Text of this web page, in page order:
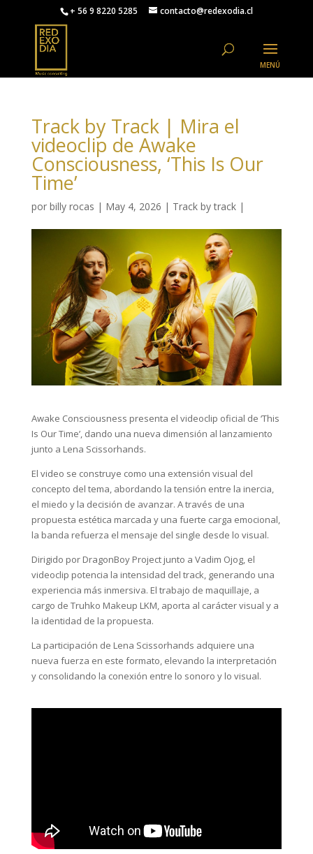
+ 56 9 8220 5285 contacto@redexodia.cl
Track by Track | Mira el
videoclip de Awake
Consciousness, ‘This Is Our
Time’
por billy rocas | May 4, 2026 | Track by track|
Awake Consciousness presenta el videoclip oficial de ‘This
Is Our Time’, dando una nueva dimensión al lanzamiento
junto a Lena Scissorhands.
El video se construye como una extensión visual del
concepto del tema, abordando la tensión entre la inercia,
el miedo y la decisión de avanzar. A través de una
propuesta estética marcada y una fuerte carga emocional,
la banda refuerza el mensaje del single desde lo visual.
Dirigido por DragonBoy Project junto a Vadim Ojog, el
videoclip potencia la intensidad del track, generando una
experiencia más inmersiva. El trabajo de maquillaje, a
cargo de Truhko Makeup LKM, aporta al carácter visual y a
la identidad de la propuesta.
La participación de Lena Scissorhands adquiere una
nueva fuerza en este formato, elevando la interpretación
y consolidando la conexión entre lo sonoro y lo visual.